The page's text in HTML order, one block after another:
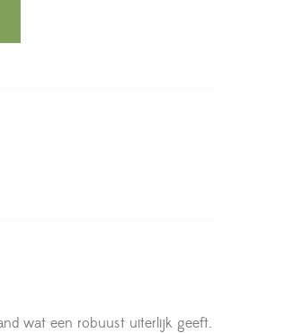
wat een robuust uiterlijk geeft.